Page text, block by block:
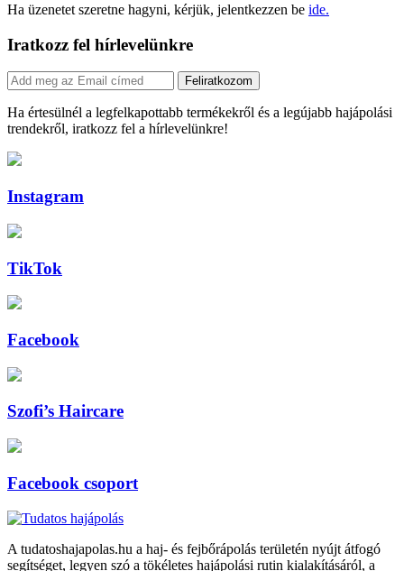
Ha üzenetet szeretne hagyni, kérjük, jelentkezzen be ide.
Iratkozz fel hírlevelünkre
Feliratkozom
Ha értesülnél a legfelkapottabb termékekről és a legújabb hajápolási
trendekről, iratkozz fel a hírlevelünkre!
Instagram
TikTok
Facebook
Szofi’s Haircare
Facebook csoport
A tudatoshajapolas.hu a haj- és fejbőrápolás területén nyújt átfogó
segítséget, legyen szó a tökéletes hajápolási rutin kialakításáról, a